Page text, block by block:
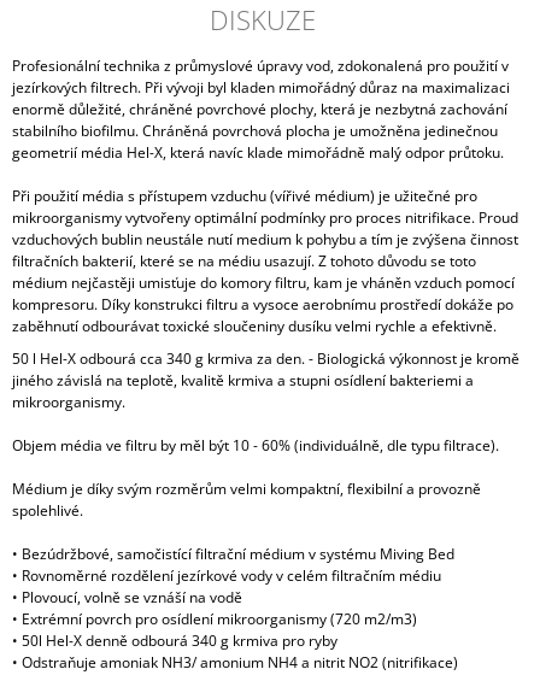
DISKUZE
Profesionální technika z průmyslové úpravy vod, zdokonalená pro použití v
jezírkových filtrech. Při vývoji byl kladen mimořádný důraz na maximalizaci
enormě důležité, chráněné povrchové plochy, která je nezbytná zachování
stabilního biofilmu. Chráněná povrchová plocha je umožněna jedinečnou
geometrií média Hel-X, která navíc klade mimořádně malý odpor průtoku.
Při použití média s přístupem vzduchu (vířivé médium) je užitečné pro
mikroorganismy vytvořeny optimální podmínky pro proces nitrifikace. Proud
vzduchových bublin neustále nutí medium k pohybu a tím je zvýšena činnost
filtračních bakterií, které se na médiu usazují. Z tohoto důvodu se toto
médium nejčastěji umisťuje do komory filtru, kam je vháněn vzduch pomocí
kompresoru. Díky konstrukci filtru a vysoce aerobnímu prostředí dokáže po
zaběhnutí odbourávat toxické sloučeniny dusíku velmi rychle a efektivně.
50 l Hel-X odbourá cca 340 g krmiva za den. - Biologická výkonnost je kromě
jiného závislá na teplotě, kvalitě krmiva a stupni osídlení bakteriemi a
mikroorganismy.
Objem média ve filtru by měl být 10 - 60% (individuálně, dle typu filtrace).
Médium je díky svým rozměrům velmi kompaktní, flexibilní a provozně
spolehlivé.
• Bezúdržbové, samočistící filtrační médium v systému Miving Bed
• Rovnoměrné rozdělení jezírkové vody v celém filtračním médiu
• Plovoucí, volně se vznáší na vodě
• Extrémní povrch pro osídlení mikroorganismy (720 m2/m3)
• 50l Hel-X denně odbourá 340 g krmiva pro ryby
• Odstraňuje amoniak NH3/ amonium NH4 a nitrit NO2 (nitrifikace)